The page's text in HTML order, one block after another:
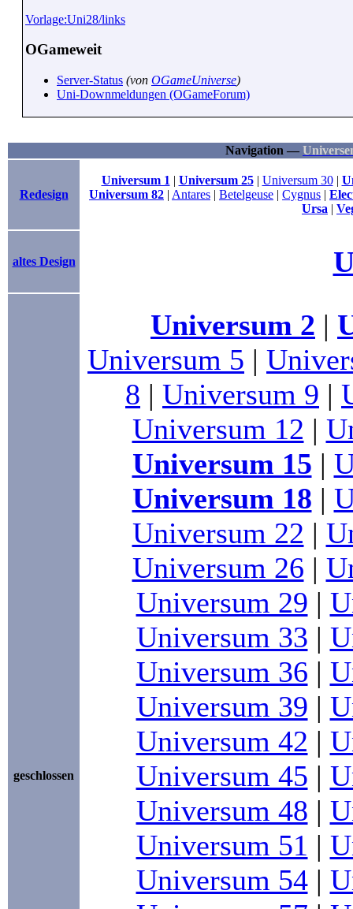
Vorlage:Uni28/links
OGameweit
Server-Status (von OGameUniverse)
Uni-Downmeldungen (OGameForum)
Navigation —
Redesign
Universum 1 | Universum 25| Universum 30|
Universum 82 | Antares | Betelgeuse | Cygnus |
Ursa |
altes Design
geschlossen
Universum 2 |
Universum 5 |
8 | Universum 9 |
Universum 12 |
Universum 15 |
Universum 18 |
Universum 22 |
Universum 26 |
Universum 29 |
Universum 33 |
Universum 36 |
Universum 39 |
Universum 42 |
Universum 45 |
Universum 48 |
Universum 51 |
Universum 54|